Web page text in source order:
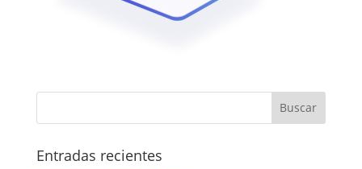
Entradas recientes